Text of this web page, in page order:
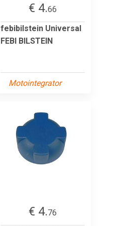
€ 4.66
febibilstein Universal
FEBI BILSTEIN
Motointegrator
€ 4.76